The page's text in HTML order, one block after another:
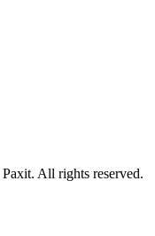
Paxit. All rights reserved.